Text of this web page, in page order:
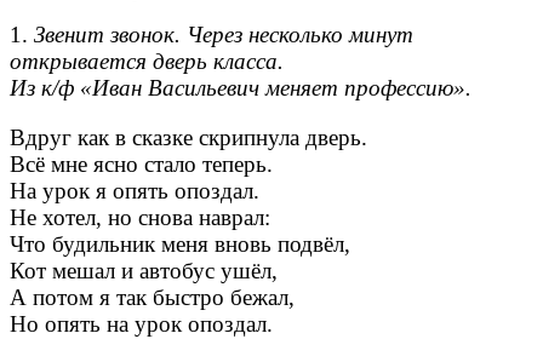
1. Звенит звонок. Через несколько минут
открывается дверь класса.
Из к/ф «Иван Васильевич меняет профессию».
Вдруг как в сказке скрипнула дверь.
Всё мне ясно стало теперь.
На урок я опять опоздал.
Не хотел, но снова наврал:
Что будильник меня вновь подвёл,
Кот мешал и автобус ушёл,
А потом я так быстро бежал,
Но опять на урок опоздал.